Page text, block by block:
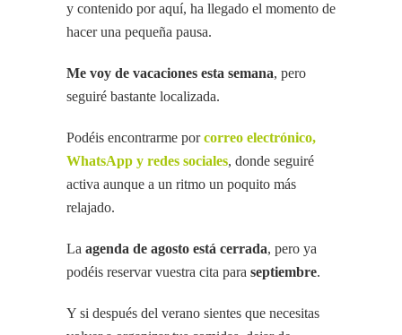
y contenido por aquí, ha llegado el momento de
hacer una pequeña pausa.
Me voy de vacaciones esta semana, pero
seguiré bastante localizada.
Podéis encontrarme porcorreo electrónico,
WhatsApp y redes sociales, donde seguiré
activa aunque a un ritmo un poquito más
relajado.
La agenda de agosto está cerrada, pero ya
podéis reservar vuestra cita para septiembre.
Y si después del verano sientes que necesitas